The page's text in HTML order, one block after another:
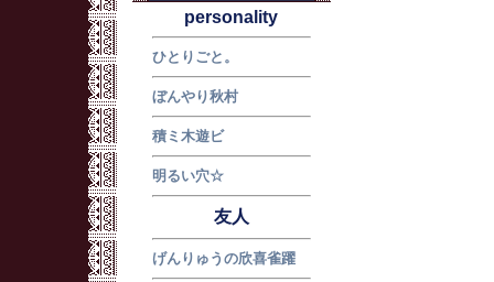
personality
ひとりごと。
ぼんやり秋村
積ミ木遊ビ
明るい穴☆
友人
げんりゅうの欣喜雀躍